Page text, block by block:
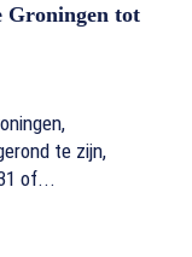
Groningen tot
te zijn,
of...